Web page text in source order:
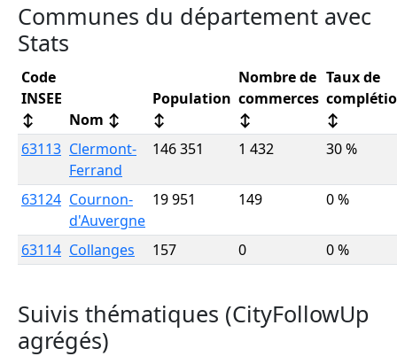
Communes du département avec
Stats
Code
INSEE
↕
Nom ↕
Population
↕
Nombre de
commerces
↕
Taux de
↕
63113 Clermont-
Ferrand
146 351 1 432 30 %
63124 Cournon-
d'Auvergne
19 951 149 0 %
63114 Collanges 157 0 0 %
Suivis thématiques (CityFollowUp
agrégés)